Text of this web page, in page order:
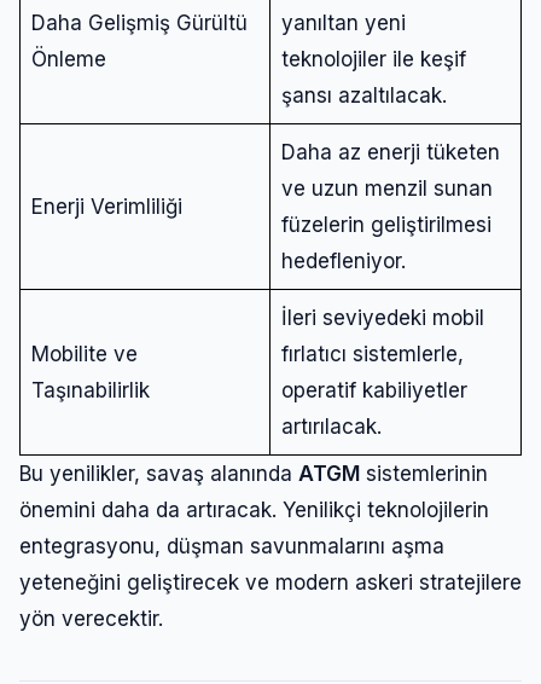
Daha Gelişmiş Gürültü
Önleme
yanıltan yeni
teknolojiler ile keşif
şansı azaltılacak.
Enerji Verimliliği
Daha az enerji tüketen
ve uzun menzil sunan
füzelerin geliştirilmesi
hedefleniyor.
Mobilite ve
Taşınabilirlik
İleri seviyedeki mobil
fırlatıcı sistemlerle,
operatif kabiliyetler
artırılacak.
Bu yenilikler, savaş alanında ATGM sistemlerinin
önemini daha da artıracak. Yenilikçi teknolojilerin
entegrasyonu, düşman savunmalarını aşma
yeteneğini geliştirecek ve modern askeri stratejilere
yön verecektir.